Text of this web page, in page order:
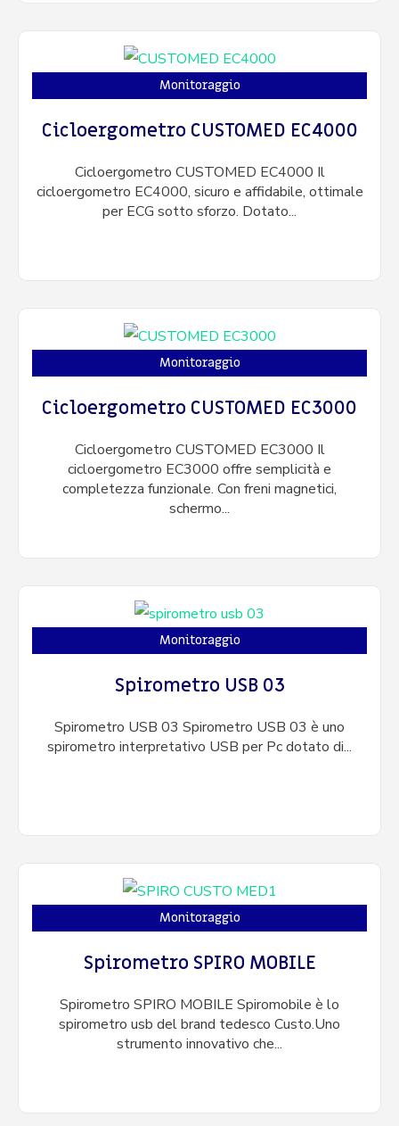
Monitoraggio
Cicloergometro CUSTOMED EC4000
Cicloergometro CUSTOMED EC4000 Il
cicloergometro EC4000, sicuro e affidabile, ottimale
per ECG sotto sforzo. Dotato...
Monitoraggio
Cicloergometro CUSTOMED EC3000
Cicloergometro CUSTOMED EC3000 Il
cicloergometro EC3000 offre semplicità e
completezza funzionale. Con freni magnetici,
schermo...
Monitoraggio
Spirometro USB 03
Spirometro USB 03 Spirometro USB 03 è uno
spirometro interpretativo USB per Pc dotato di...
Monitoraggio
Spirometro SPIRO MOBILE
Spirometro SPIRO MOBILE Spiromobile è lo
spirometro usb del brand tedesco Custo.Uno
strumento innovativo che...